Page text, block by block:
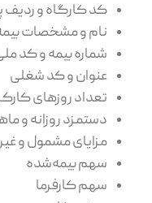
کد کارگاه و ردیف
نام و مشخصات
شماره بیمه و کد
عنوان و کد شغلی
تعداد روزهای
دستمزد روزانه و
مزایای مشمول و
سهم بیمه‌شده
سهم کارفرما